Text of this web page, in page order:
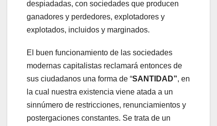
despiadadas, con sociedades que producen
ganadores y perdedores, explotadores y
explotados, incluidos y marginados.
El buen funcionamiento de las sociedades
modernas capitalistas reclamará entonces de
sus ciudadanos una forma de “SANTIDAD”, en
la cual nuestra existencia viene atada a un
sinnúmero de restricciones, renunciamientos y
postergaciones constantes. Se trata de un